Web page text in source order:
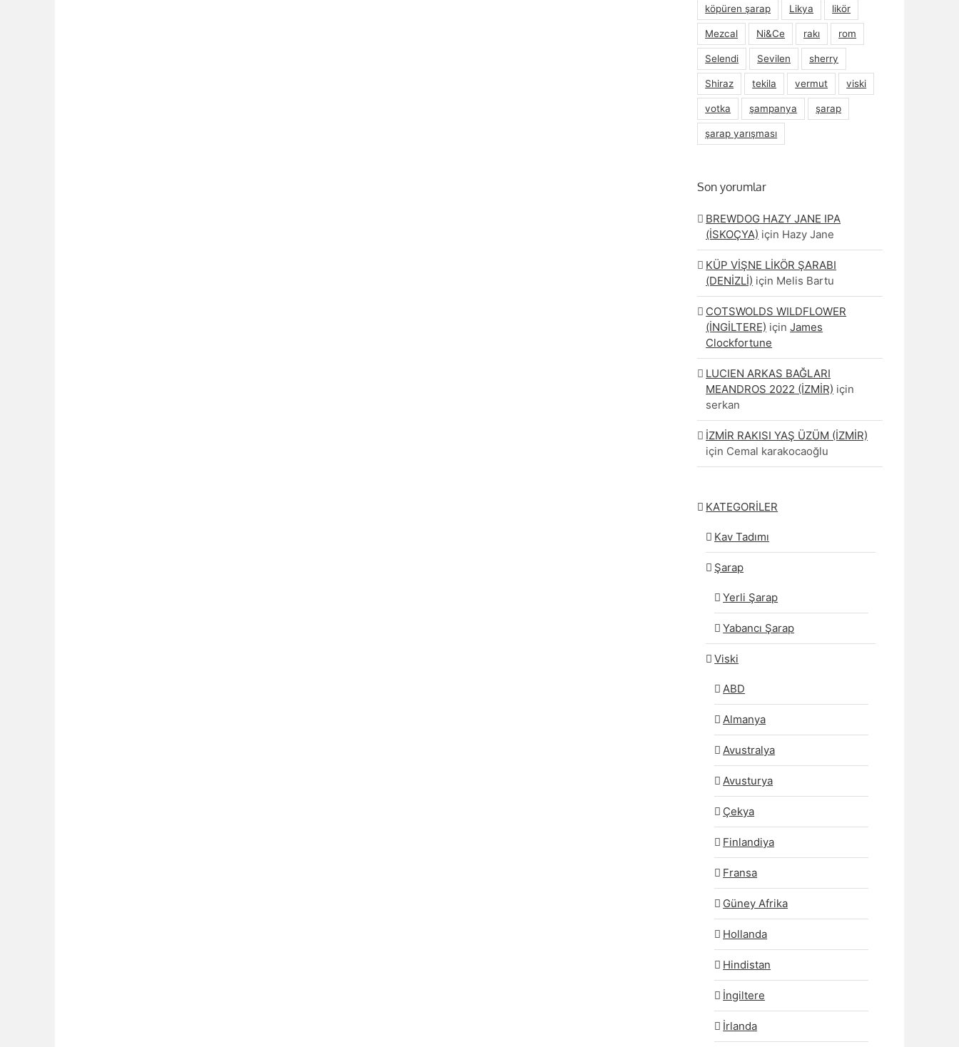
köpüren şarap Likya likör
Mezcal Ni&Ce rakı rom
Selendi Sevilen sherry
Shiraz tekila vermut viski
votka şampanya şarap
şarap yarışması
Son yorumlar
BREWDOG HAZY JANE IPA
(İSKOÇYA) için Hazy Jane
KÜP VİŞNE LİKÖR ŞARABI
(DENİZLİ) için Melis Bartu
COTSWOLDS WILDFLOWER
(İNGİLTERE) içinJames
Clockfortune
LUCIEN ARKAS BAĞLARI
MEANDROS 2022 (İZMİR) için
serkan
İZMİR RAKISI YAŞ ÜZÜM (İZMİR)
için Cemal karakocaoğlu
KATEGORİLER
Kav Tadımı
Şarap
Yerli Şarap
Yabancı Şarap
Viski
ABD
Almanya
Avustralya
Avusturya
Çekya
Finlandiya
Fransa
Güney Afrika
Hollanda
Hindistan
İngiltere
İrlanda